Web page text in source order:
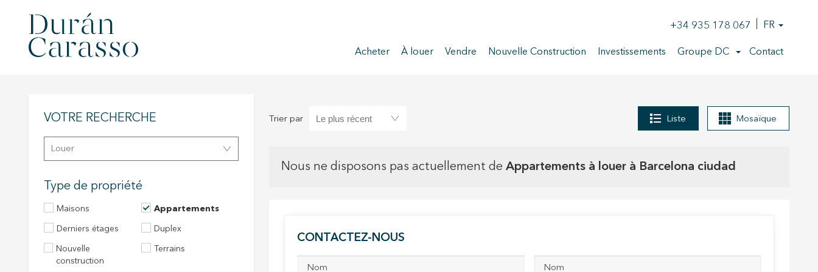
+34 935 178 067 FR
Acheter À louer Vendre Nouvelle Construction Investissements Groupe DC Contact
VOTRE RECHERCHE
Louer
Type de propriété
Maisons Appartements
Derniers étages Duplex
Nouvelle
construction
Terrains
Trier par Liste Mosaïque
Nous ne disposons pas actuellement de Appartements à louer à Barcelona ciudad
CONTACTEZ-NOUS
Modifier les cookies